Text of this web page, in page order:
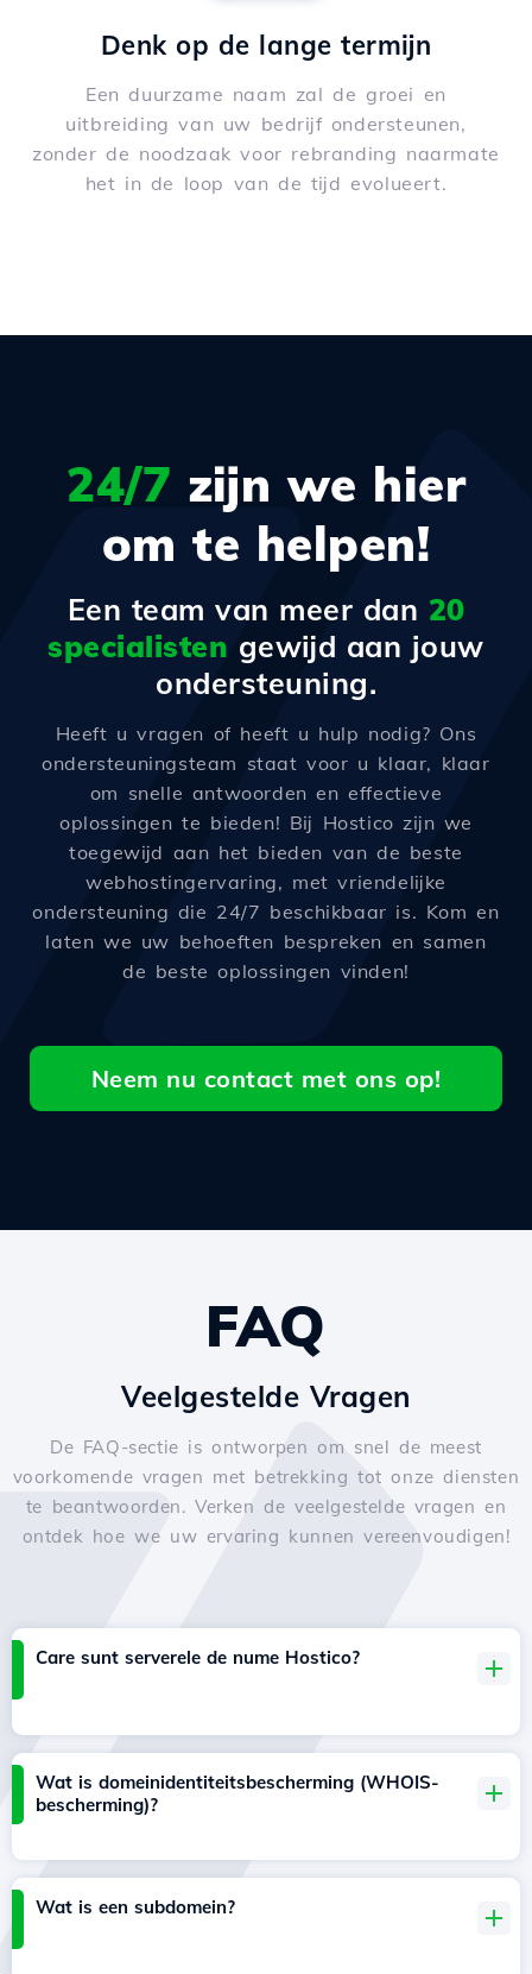
Denk op de lange termijn
Een duurzame naam zal de groei en
uitbreiding van uw bedrijf ondersteunen,
zonder de noodzaak voor rebranding naarmate
het in de loop van de tijd evolueert.
24/7 zijn we hier
om te helpen!
Een team van meer dan 20
specialisten gewijd aan jouw
ondersteuning.
Heeft u vragen of heeft u hulp nodig? Ons
ondersteuningsteam staat voor u klaar, klaar
om snelle antwoorden en effectieve
oplossingen te bieden! Bij Hostico zijn we
toegewijd aan het bieden van de beste
webhostingervaring, met vriendelijke
ondersteuning die 24/7 beschikbaar is. Kom en
laten we uw behoeften bespreken en samen
de beste oplossingen vinden!
Neem nu contact met ons op!
FAQ
Veelgestelde Vragen
De FAQ-sectie is ontworpen om snel de meest
voorkomende vragen met betrekking tot onze diensten
te beantwoorden. Verken de veelgestelde vragen en
ontdek hoe we uw ervaring kunnen vereenvoudigen!
Care sunt serverele de nume Hostico?
Wat is domeinidentiteitsbescherming (WHOIS-
bescherming)?
Wat is een subdomein?